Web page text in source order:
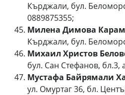
Кърджали, бул.
0889875355;
Милена Димова
Кърджали, бул.
Михаил Христов
бул. Сан Стефанов, бл.3,
Мустафа Байрямали
ул. Омуртаг 36, бл.